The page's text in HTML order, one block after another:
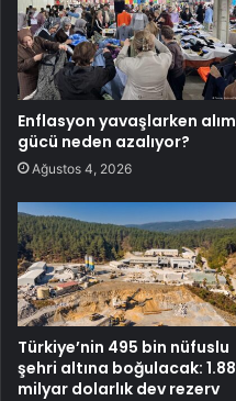
Enflasyon yavaşlarken alım
gücü neden azalıyor?
Ağustos 4, 2026
Türkiye’nin 495 bin nüfuslu
şehri altına boğulacak: 1.88
milyar dolarlık dev rezerv